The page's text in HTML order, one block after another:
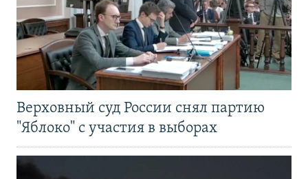
Верховный суд России снял партию
"Яблоко" с участия в выборах